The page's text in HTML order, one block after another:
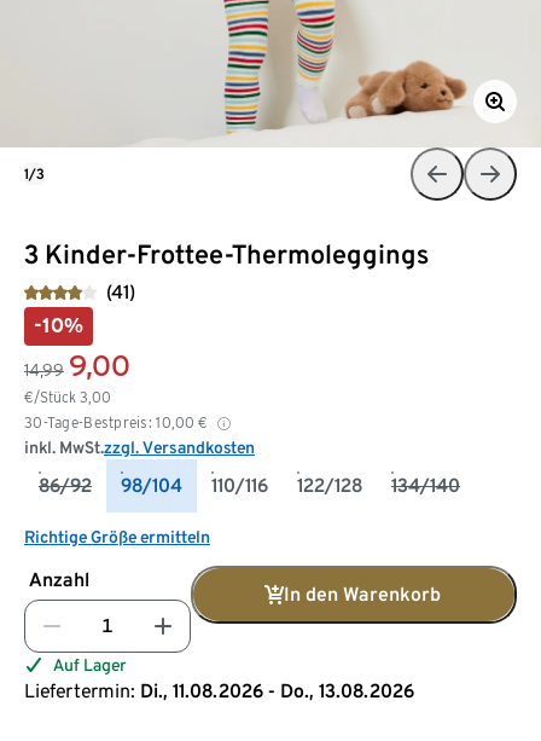
3 Kinder-Frottee-Thermoleggings
(41)
-10%
14,99 9,00
€/Stück 3,00
30-Tage-Bestpreis: 10,00 €
inkl. MwSt.zzgl. Versandkosten
86/92 98/104 110/116 122/128 134/140
Richtige Größe ermitteln
Anzahl
In den Warenkorb
Auf Lager
Liefertermin: Di., 11.08.2026 - Do., 13.08.2026
1/3